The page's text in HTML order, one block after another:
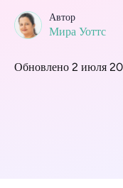
Автор
Мира Уоттс
Обновлено 2 июля